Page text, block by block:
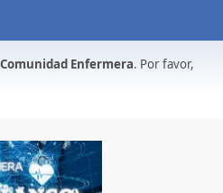
Enfermera. Por favor,